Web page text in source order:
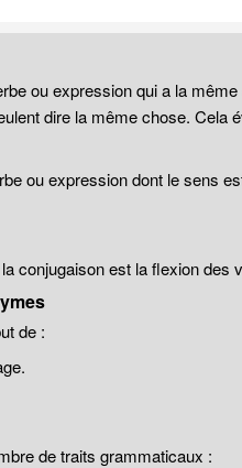
ou expression qui a la
dire la même chose. Cela
ou expression dont le sens
conjugaison est la flexion
de :
de traits grammaticaux :